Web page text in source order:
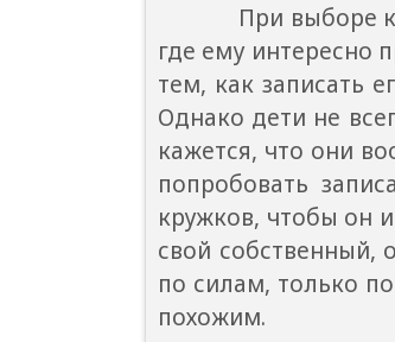
При выборе
где ему интересно
тем, как записать
Однако дети не
кажется, что они
попробовать
кружков, чтобы он
свой собственный,
по силам, только
похожим.